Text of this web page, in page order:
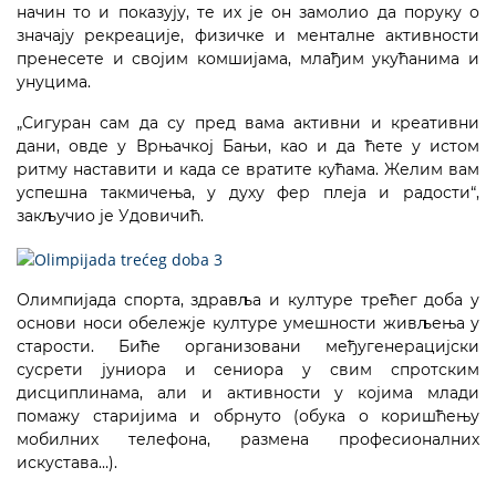
начин то и показују, те их је он замолио да поруку о
значају рекреације, физичке и менталне активности
пренесете и својим комшијама, млађим укућанима и
унуцима.
„Сигуран сам да су пред вама активни и креативни
дани, овде у Врњачкој Бањи, као и да ћете у истом
ритму наставити и када се вратите кућама. Желим вам
успешна такмичења, у духу фер плеја и радости“,
закључио је Удовичић.
Олимпијада спорта, здравља и културе трећег доба у
основи носи обележје културе умешности живљења у
старости. Биће организовани међугенерацијски
сусрети јуниора и сениора у свим спротским
дисциплинама, али и активности у којима млади
помажу старијима и обрнуто (обука о коришћењу
мобилних телефона, размена професионалних
искустава…).